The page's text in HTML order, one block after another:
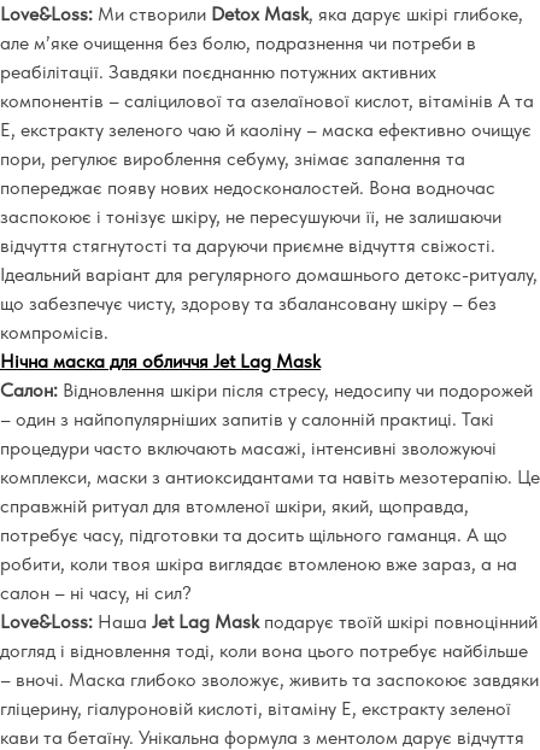
Love&Loss: Ми створили Detox Mask, яка дарує шкірі глибоке,
але м’яке очищення без болю, подразнення чи потреби в
реабілітації. Завдяки поєднанню потужних активних
компонентів – саліцилової та азелаїнової кислот, вітамінів A та
E, екстракту зеленого чаю й каоліну – маска ефективно очищує
пори, регулює вироблення себуму, знімає запалення та
попереджає появу нових недосконалостей. Вона водночас
заспокоює і тонізує шкіру, не пересушуючи її, не залишаючи
відчуття стягнутості та даруючи приємне відчуття свіжості.
Ідеальний варіант для регулярного домашнього детокс-ритуалу,
що забезпечує чисту, здорову та збалансовану шкіру – без
компромісів.
Нічна маска для обличчя Jet Lag Mask
Салон: Відновлення шкіри після стресу, недосипу чи подорожей
– один з найпопулярніших запитів у салонній практиці. Такі
процедури часто включають масажі, інтенсивні зволожуючі
комплекси, маски з антиоксидантами та навіть мезотерапію. Це
справжній ритуал для втомленої шкіри, який, щоправда,
потребує часу, підготовки та досить щільного гаманця. А що
робити, коли твоя шкіра виглядає втомленою вже зараз, а на
салон – ні часу, ні сил?
Love&Loss: Наша Jet Lag Mask подарує твоїй шкірі повноцінний
догляд і відновлення тоді, коли вона цього потребує найбільше
– вночі. Маска глибоко зволожує, живить та заспокоює завдяки
гліцерину, гіалуроновій кислоті, вітаміну Е, екстракту зеленої
кави та бетаїну. Унікальна формула з ментолом дарує відчуття